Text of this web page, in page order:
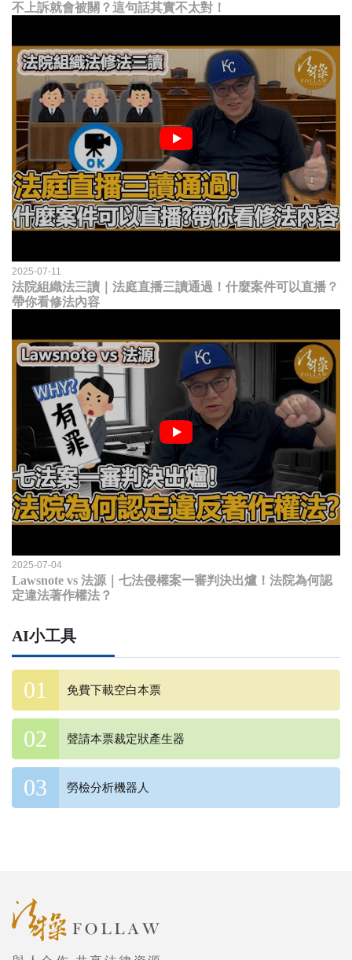
不上訴就會被關？這句話其實不太對！
2025-07-11
法院組織法三讀｜法庭直播三讀通過！什麼案件可以直播？
帶你看修法內容
2025-07-04
Lawsnote vs 法源｜七法侵權案一審判決出爐！法院為何認
定違法著作權法？
AI小工具
免費下載空白本票
聲請本票裁定狀產生器
勞檢分析機器人